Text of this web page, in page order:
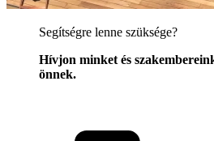
Segítségre lenne szüksége?
Hívjon minket és
önnek.